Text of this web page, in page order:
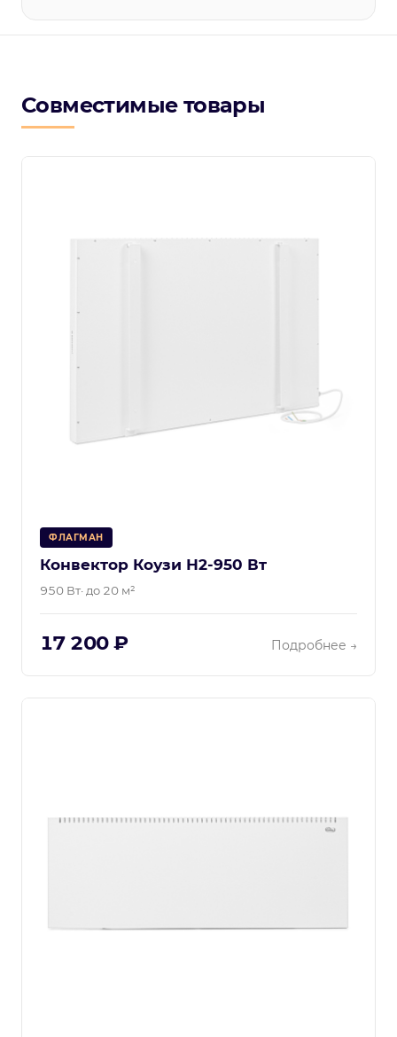
Совместимые товары
ФЛАГМАН
Конвектор Коузи Н2-950 Вт
950 Вт· до 20 м²
17 200 ₽ Подробнее →